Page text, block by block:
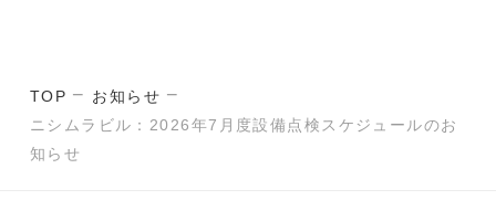
TOP
お知らせ
ニシムラビル：2026年7月度設備点検スケジュールのお
知らせ